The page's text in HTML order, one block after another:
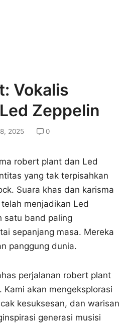
Vokalis
Zeppelin
2025 0
robert plant dan Led
yang tak terpisahkan
Suara khas dan karisma
menjadikan Led
satu band paling
sepanjang masa. Mereka
panggung dunia.
perjalanan robert plant
akan mengeksplorasi
kesuksesan, dan warisan
generasi musisi